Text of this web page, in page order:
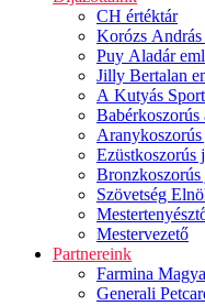
CH értéktár
Korózs
Puy Aladár
Jilly Bertalan
A Kutyás
Ezüstkoszorús
Szövetség
Mestervezető
Partnereink
Farmina
Generali